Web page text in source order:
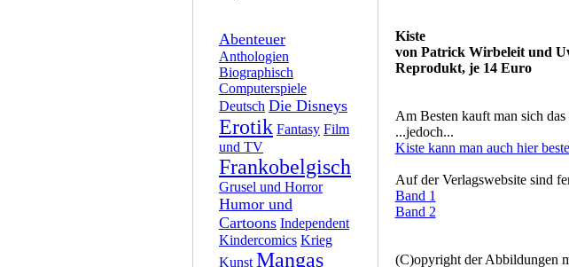
Abenteuer
Anthologien
Biographisch
Computerspiele
Deutsch Die Disneys
Erotik Fantasy Film
und TV
Frankobelgisch
Grusel und Horror
Humor und
Cartoons Independent
Kindercomics Krieg
Kunst Mangas
Kiste
von Patrick Wirbeleit und
Reprodukt, je 14 Euro
Am Besten kauft man sich
...jedoch...
Kiste kann man auch hier
Auf der Verlagswebsite sind
Band 1
Band 2
(C)opyright der Abbildungen